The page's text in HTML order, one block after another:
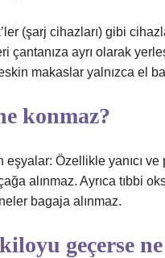
(şarj cihazları) gibi
ayrı olarak
makaslar yalnızca el
konmaz?
eşyalar: Özellikle yanıcı
alınmaz. Ayrıca tıbbi
bagaja alınmaz.
geçerse